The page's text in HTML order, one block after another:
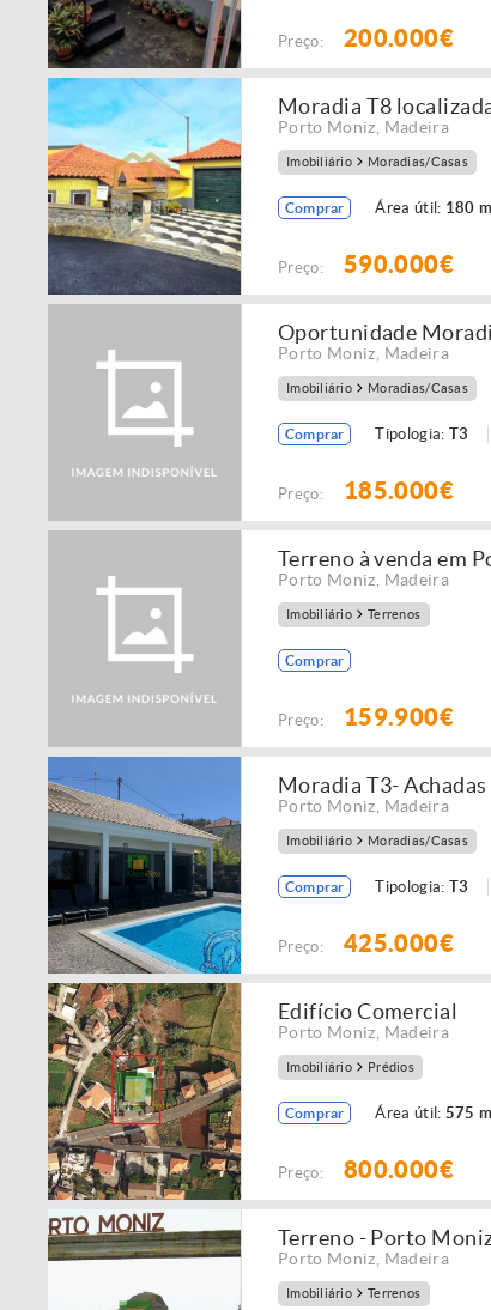
Preço: 200.000€
Moradia T8
Porto Moniz Madeira
Imobiliário Moradias/Casas
Comprar Área útil: 180
Preço: 590.000€
Oportunidade
Porto Moniz Madeira
Imobiliário Moradias/Casas
Comprar Tipologia: T3
Preço: 185.000€
Terreno à venda em
Porto Moniz Madeira
Imobiliário Terrenos
Comprar
Preço: 159.900€
Moradia T3- Achadas
Porto Moniz Madeira
Imobiliário Moradias/Casas
Comprar Tipologia: T3
Preço: 425.000€
Edifício Comercial
Porto Moniz Madeira
Imobiliário Prédios
Comprar Área útil: 575
Preço: 800.000€
Terreno - Porto
Porto Moniz Madeira
Imobiliário Terrenos